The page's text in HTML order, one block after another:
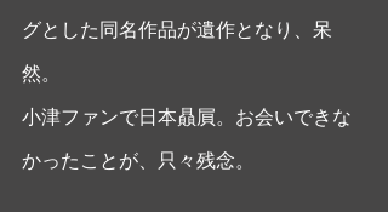
グとした同名作品が遺作となり、呆
然。
小津ファンで日本贔屓。お会いできな
かったことが、只々残念。